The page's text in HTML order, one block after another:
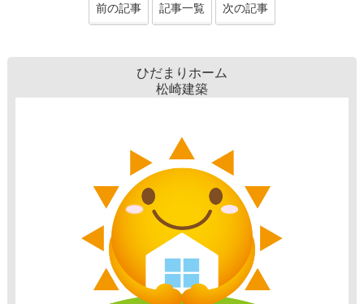
前の記事 記事一覧 次の記事
ひだまりホーム
松崎建築